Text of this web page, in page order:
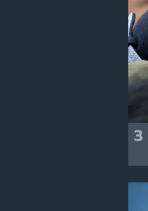
3